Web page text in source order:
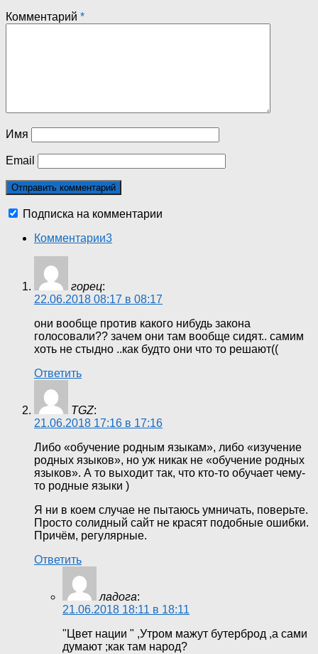
Комментарий *
Имя
Email
Подписка на комментарии
Комментарии3
горец:
22.06.2018 08:17 в 08:17
они вообще против какого нибудь закона
голосовали?? зачем они там вообще сидят.. самим
хоть не стыдно ..как будто они что то решают((
Ответить
TGZ:
21.06.2018 17:16 в 17:16
Либо «обучение родным языкам», либо «изучение
родных языков», но уж никак не «обучение родных
языков». А то выходит так, что кто-то обучает чему-
то родные языки )
Я ни в коем случае не пытаюсь умничать, поверьте.
Просто солидный сайт не красят подобные ошибки.
Причём, регулярные.
Ответить
ладога:
21.06.2018 18:11 в 18:11
"Цвет нации " ,Утром мажут бутерброд ,а сами
думают ;как там народ?